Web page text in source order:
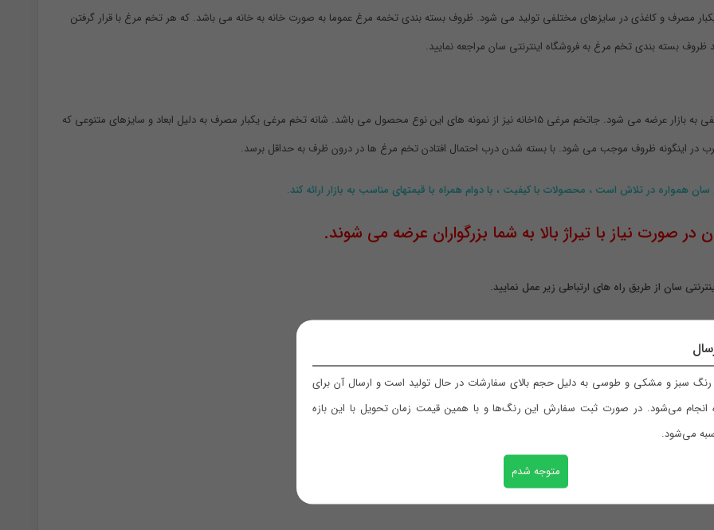
سبز و مشکی و طوسی به دلیل حجم بالای سفارشات در حال تولید است و ارسال آن برای
انجام می‌شود. در صورت ثبت سفارش این رنگ‌ها و با همین قیمت زمان تحویل با این بازه
می‌شود.
متوجه شدم
مصرف و کاغذی در سایزهای مختلفی تولید می شود. ظروف بسته بندی تخمه مرغ عموما به صورت خانه به خانه می باشد. که هر تخم مرغ با قرار گرفتن
بسته بندی تخم مرغ به فروشگاه اینترنتی سان مراجعه نمایید.
امروزه با پیشرفت تکنولوژی ظروف بسته بندی تخم مرغ در اشکال مختلفی به بازار عرضه می شود. جاتخم مرغی 15خانه نیز از نمونه های این نوع محصول می باشد. شانه تخم مرغی یکبار مصرف به دلیل ابعاد و سایزهای متنوعی که
در اینگونه ظروف موجب می شود. با بسته شدن درب احتمال افتادن تخم مرغ ها در درون ظرف به حداقل برسد.
سان همواره در تلاش است ، محصولات با کیفیت ، با دوام همراه با قیمتهای مناسب به بازار ارائه کند.
صورت نیاز با تیراژ بالا به شما بزرگواران عرضه می شوند.
سان از طریق راه های ارتباطی زیر عمل نمایید.